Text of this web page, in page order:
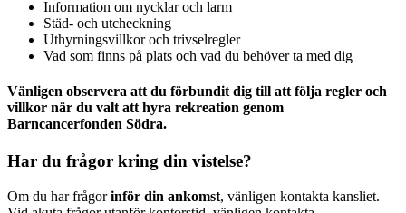
Information om nycklar och larm
Städ- och utcheckning
Uthyrningsvillkor och trivselregler
Vad som finns på plats och vad du behöver ta med dig
Vänligen observera att du förbundit dig till att följa regler och
villkor när du valt att hyra rekreation genom
Barncancerfonden Södra.
Har du frågor kring din vistelse?
Om du har frågorinför din ankomst, vänligen kontakta kansliet.